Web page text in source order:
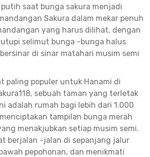
saat bunga sakura menjadi
Sakura dalam mekar penuh
yang harus dilihat, dengan
selimut bunga -bunga halus
di sinar matahari musim semi
paling populer untuk Hanami di
sebuah taman yang terletak
adalah rumah bagi lebih dari 1.000
tampilan bunga merah
menakjubkan setiap musim semi.
berjalan -jalan di sepanjang jalur
pepohonan, dan menikmati